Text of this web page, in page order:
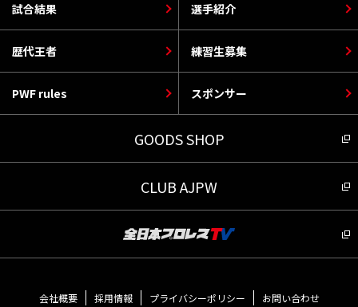
選手紹介
PWF rules
歴代王者
スポンサー
試合結果
練習生募集
GOODS SHOP
CLUB AJPW
会社概要 採用情報 プライバシーポリシー お問い合わせ